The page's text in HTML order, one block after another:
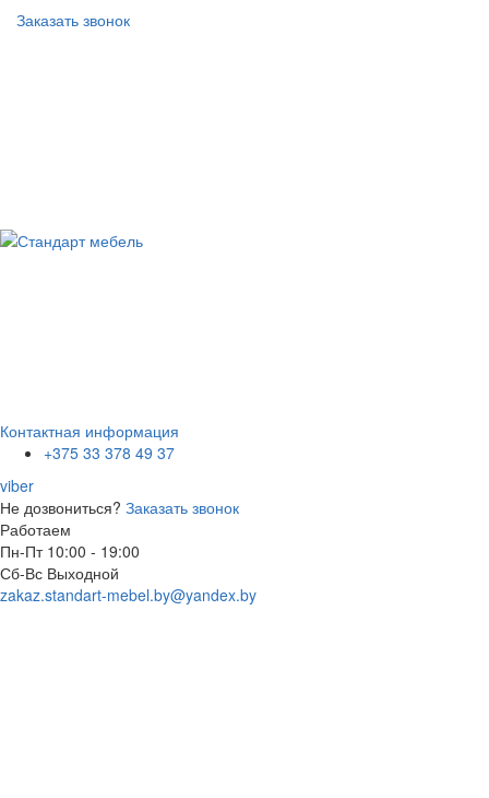
Заказать звонок
Контактная информация
+375 33 378 49 37
viber
Не дозвониться? Заказать звонок
Работаем
Пн-Пт 10:00 - 19:00
Сб-Вс Выходной
zakaz.standart-mebel.by@yandex.by